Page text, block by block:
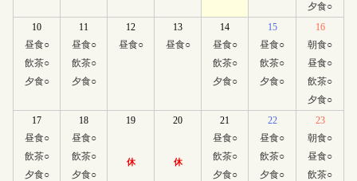
夕食○
10
昼食○
飲茶○
夕食○
11
昼食○
飲茶○
夕食○
12
昼食○
13
昼食○
14
昼食○
飲茶○
夕食○
15
昼食○
飲茶○
夕食○
16
朝食○
昼食○
飲茶○
夕食○
17
昼食○
飲茶○
夕食○
18
昼食○
飲茶○
夕食○
19
休
20
休
21
昼食○
飲茶○
夕食○
22
昼食○
飲茶○
夕食○
23
朝食○
昼食○
飲茶○